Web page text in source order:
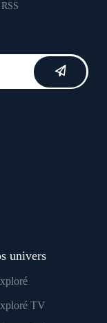
univers
TV